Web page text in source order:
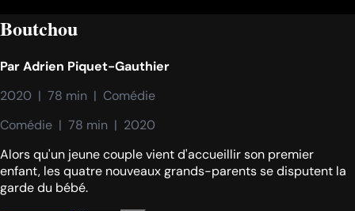
Boutchou
ParAdrien Piquet-Gauthier
2020  |  78 min  |  Comédie
Comédie  |  78 min  |  2020
Alors qu'un jeune couple vient d'accueillir son premier
enfant, les quatre nouveaux grands-parents se disputent la
garde du bébé.